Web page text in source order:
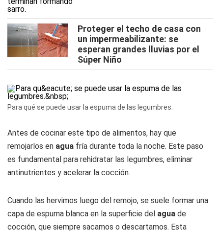
Proteger el techo de casa con
un impermeabilizante: se
esperan grandes lluvias por el
Súper Niño
Para qué se puede usar la espuma de las legumbres.
Antes de cocinar este tipo de alimentos, hay que
remojarlos en agua fría durante toda la noche. Este paso
es fundamental para rehidratar las legumbres, eliminar
antinutrientes y acelerar la cocción.
Cuando las hervimos luego del remojo, se suele formar una
capa de espuma blanca en la superficie del agua de
cocción, que siempre sacamos o descartamos. Esta